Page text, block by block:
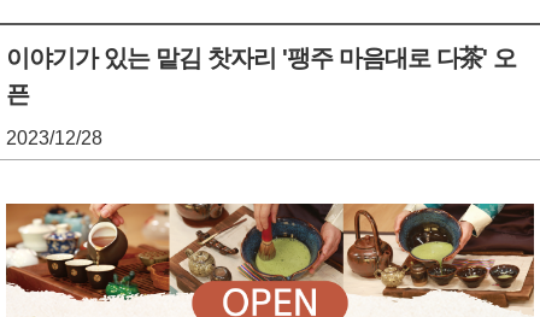
조
이야기가 있는 맡김 찻자리 '팽주 마음대로 다茶' 오
픈
2023/12/28